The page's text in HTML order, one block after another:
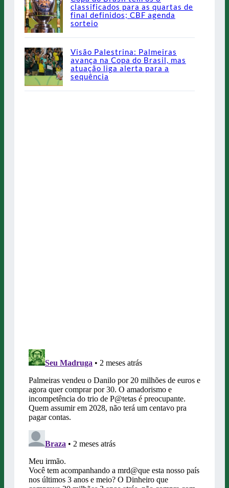
classificados para as quartas de
final definidos; CBF agenda
sorteio
Visão Palestrina: Palmeiras
avança na Copa do Brasil, mas
atuação liga alerta para a
sequência